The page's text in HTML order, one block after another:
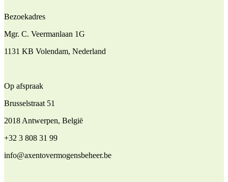
Bezoekadres
Mgr. C. Veermanlaan 1G
1131 KB Volendam, Nederland
Op afspraak
Brusselstraat 51
2018 Antwerpen, België
+32 3 808 31 99
info@axentovermogensbeheer.be